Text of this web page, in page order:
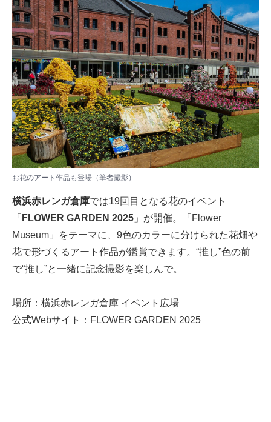
お花のアート作品も登場（筆者撮影）
横浜赤レンガ倉庫では19回目となる花のイベント
「 FLOWER GARDEN 2025 」が開催。「Flower
Museum」をテーマに、9色のカラーに分けられた花畑や
花で形づくるアート作品が鑑賞できます。“推し”色の前
で“推し”と一緒に記念撮影を楽しんで。
場所：横浜赤レンガ倉庫 イベント広場
公式Webサイト： FLOWER GARDEN 2025